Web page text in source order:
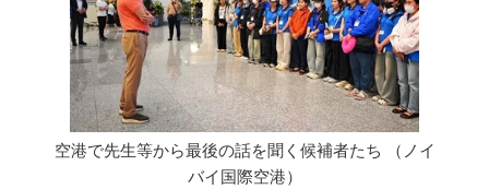
空港で先生等から最後の話を聞く候補者たち （ノイ
バイ国際空港）